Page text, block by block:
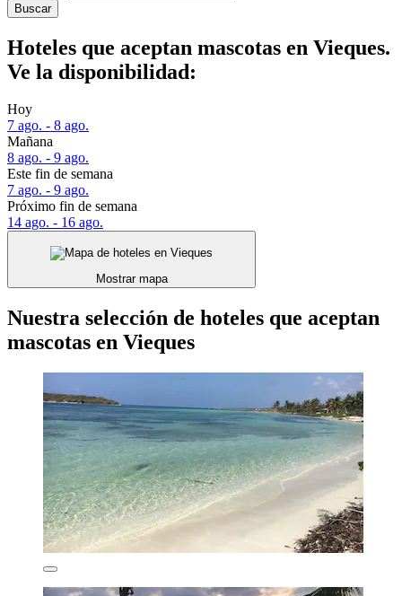
Buscar
Hoteles que aceptan mascotas en Vieques.
Ve la disponibilidad:
Hoy
7 ago. - 8 ago.
Mañana
8 ago. - 9 ago.
Este fin de semana
7 ago. - 9 ago.
Próximo fin de semana
14 ago. - 16 ago.
Mostrar mapa
Nuestra selección de hoteles que aceptan
mascotas en Vieques